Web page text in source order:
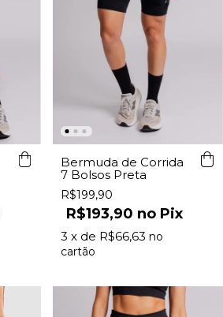
Bermuda de Corrida
7 Bolsos Preta
R$199,90
R$193,90 Pix
3 x de R$66,63